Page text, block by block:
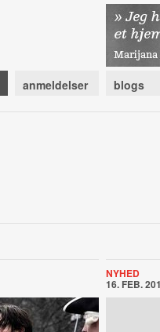
anmeldelser blogs
NYHED
16. FEB.